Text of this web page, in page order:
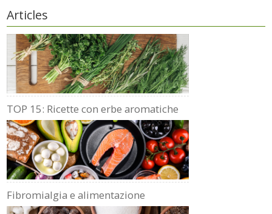
Articles
TOP 15: Ricette con erbe aromatiche
Fibromialgia e alimentazione